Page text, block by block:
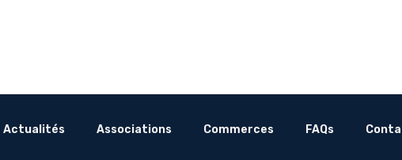
Actualités Associations Commerces FAQs